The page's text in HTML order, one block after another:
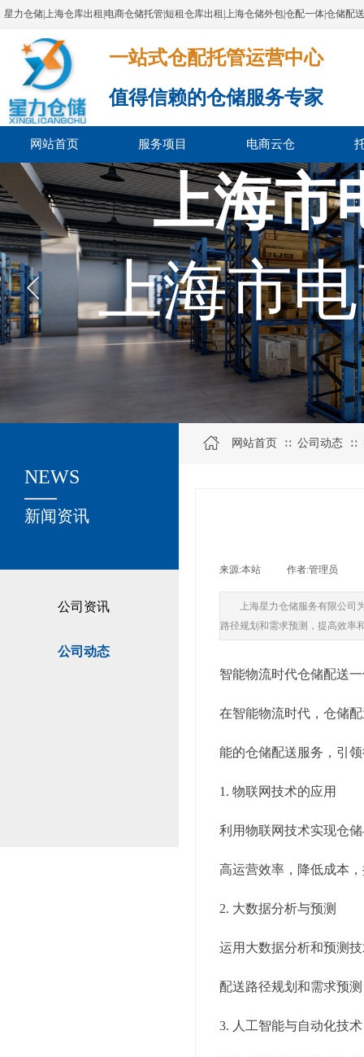
星力仓储|上海仓库出租|电商仓储托管|短租仓库出租|上海仓储外包|仓配一体|仓储配
一站式仓配托管运营中心​​​​​​​​​​​​​​​​​
值得信赖的仓储服务专家
网站首页 服务项目 电商云仓
上海市
上海市
公司资讯
公司动态
关于我们
新闻资讯
NEWS
网站首页 ∷ 公司动态 ∷
来源:本站 作者:管理员
上海星力仓储服务有限公
路径规划和需求预测，提高效率
智能物流时代仓储配送
在智能物流时代，仓储
能的仓储配送服务，引
1. 物联网技术的应用
利用物联网技术实现仓
高运营效率，降低成本
2. 大数据分析与预测
运用大数据分析和预测
配送路径规划和需求预
3. 人工智能与自动化技术